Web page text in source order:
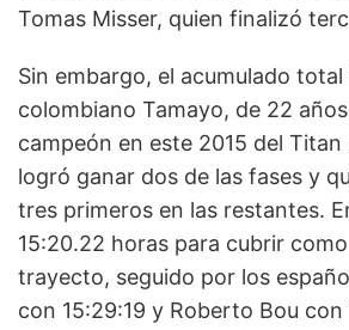
Tomas Misser, quien finalizó
Sin embargo, el acumulado
colombiano Tamayo, de 22
campeón en este 2015 del Titan
logró ganar dos de las fases y
tres primeros en las restantes.
15:20.22 horas para cubrir
trayecto, seguido por los
con 15:29:19 y Roberto Bou con